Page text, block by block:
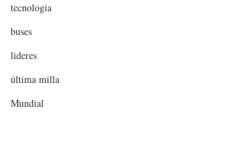
tecnologia
buses
lideres
última milla
Mundial